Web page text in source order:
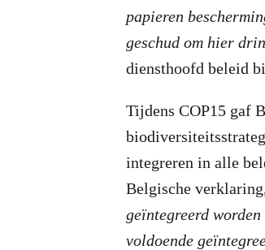
papieren
geschud om hier
diensthoofd beleid
Tijdens COP15 gaf
integreren in alle
Belgische
geïntegreerd
voldoende